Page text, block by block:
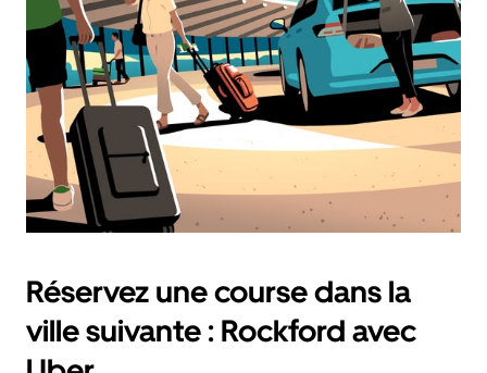
Réservez une course dans la
ville suivante : Rockford avec